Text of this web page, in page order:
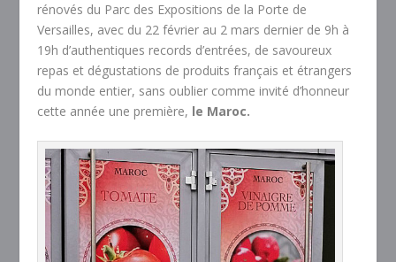
rénovés du Parc des Expositions de la Porte de
Versailles, avec du 22 février au 2 mars dernier de 9h à
19h d’authentiques records d’entrées, de savoureux
repas et dégustations de produits français et étrangers
du monde entier, sans oublier comme invité d’honneur
cette année une première, le Maroc.